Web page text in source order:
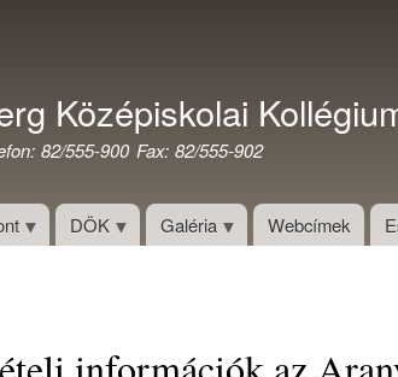
Középiskolai
82/555-900 Fax: 82/555-902
DÖK Galéria Webcímek